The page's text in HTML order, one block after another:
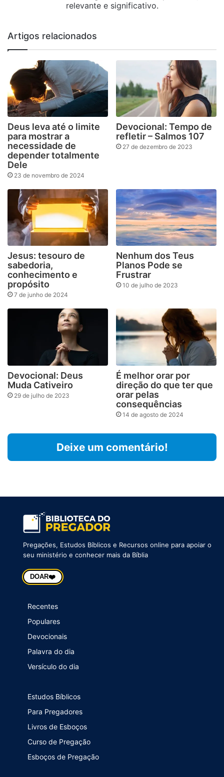
relevante e significativo.
Artigos relacionados
Deus leva até o limite
para mostrar a
necessidade de
depender totalmente
Dele
23 de novembro de 2024
Devocional: Tempo de
refletir – Salmos 107
27 de dezembro de 2023
Jesus: tesouro de
sabedoria,
conhecimento e
propósito
7 de junho de 2024
Nenhum dos Teus
Planos Pode se
Frustrar
10 de julho de 2023
Devocional: Deus
Muda Cativeiro
29 de julho de 2023
É melhor orar por
direção do que ter que
orar pelas
consequências
14 de agosto de 2024
Deixe um comentário!
Pregações, Estudos Bíblicos e Recursos online para apoiar o
seu ministério e conhecer mais da Bíblia
DOAR❤️
Recentes
Populares
Devocionais
Palavra do dia
Versículo do dia
Estudos Bíblicos
Para Pregadores
Livros de Esboços
Curso de Pregação
Esboços de Pregação